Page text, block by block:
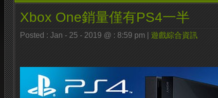
Xbox One銷量僅有PS4一半
Posted : Jan - 25 - 2019 @ : 8:59 pm | 遊戲綜合資訊